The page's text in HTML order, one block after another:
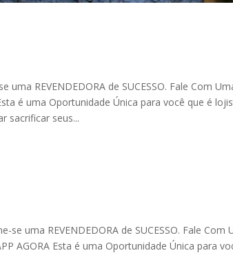
uma REVENDEDORA de SUCESSO. Fale Com
é uma Oportunidade Única para você que é
sacrificar seus...
se uma REVENDEDORA de SUCESSO. Fale Com
AGORA Esta é uma Oportunidade Única para